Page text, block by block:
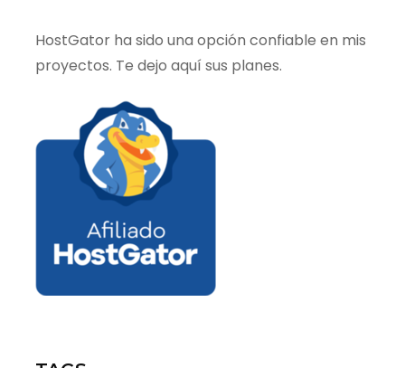
HostGator ha sido una opción confiable en mis
proyectos. Te dejo aquí sus planes.